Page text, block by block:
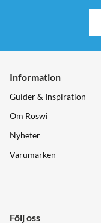
Information
Guider & Inspiration
Om Roswi
Nyheter
Varumärken
Följ oss